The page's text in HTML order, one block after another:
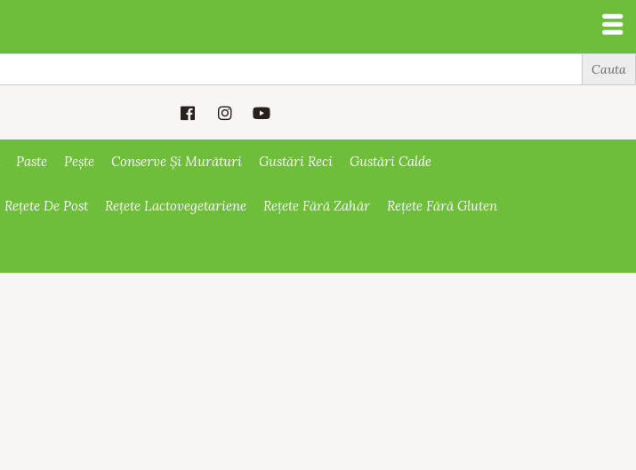
Paste Pește Conserve Și Murături Gustări Reci Gustări Calde
Rețete De Post Rețete Lactovegetariene Rețete Fără Zahăr Rețete Fără Gluten